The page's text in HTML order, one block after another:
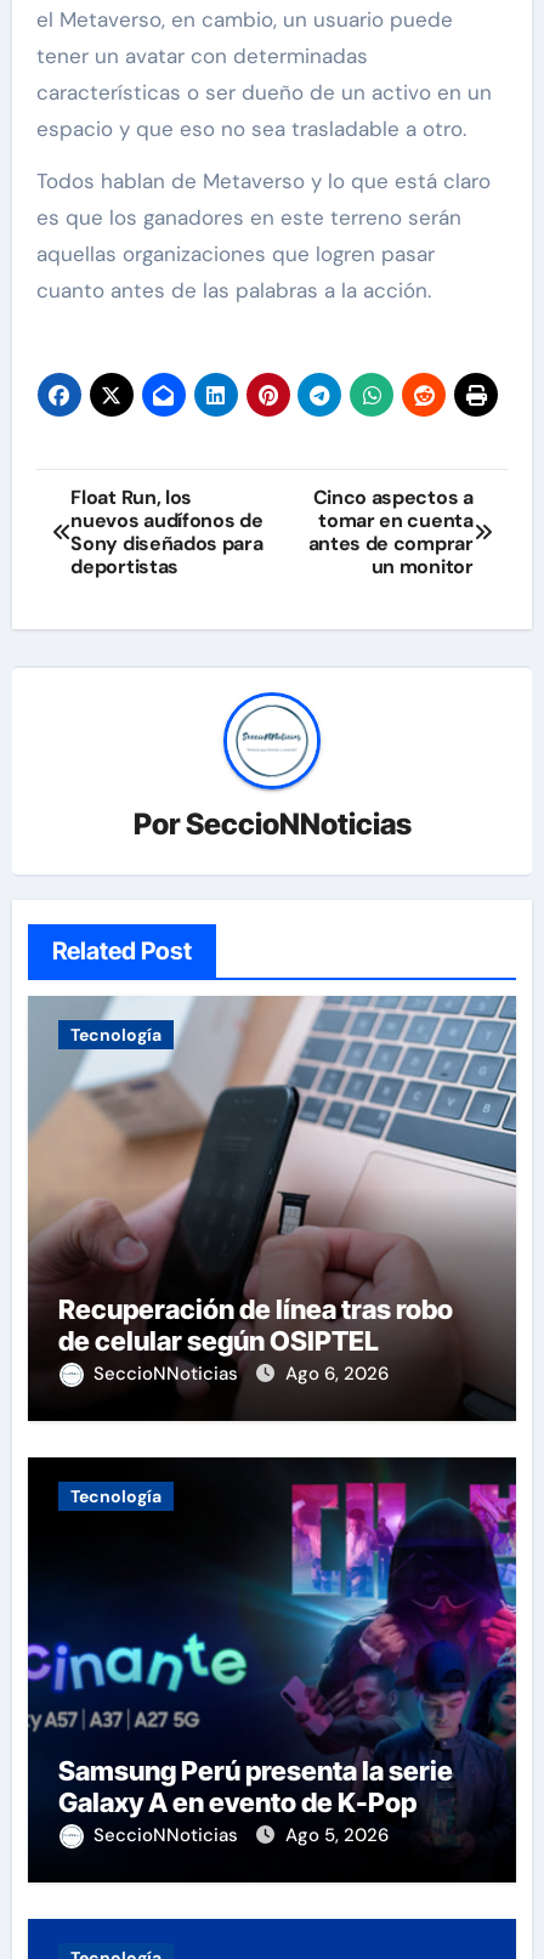
el Metaverso, en cambio, un usuario puede
tener un avatar con determinadas
características o ser dueño de un activo en un
espacio y que eso no sea trasladable a otro.
Todos hablan de Metaverso y lo que está claro
es que los ganadores en este terreno serán
aquellas organizaciones que logren pasar
cuanto antes de las palabras a la acción.
Navegación
de
entradas
Float Run, los
nuevos audífonos de
Sony diseñados para
deportistas
Cinco aspectos a
tomar en cuenta
antes de comprar
un monitor
PorSeccioNNoticias
Related Post
Tecnología
Recuperación de línea tras robo
de celular según OSIPTEL
SeccioNNoticias Ago 6, 2026
Tecnología
Samsung Perú presenta la serie
Galaxy A en evento de K-Pop
SeccioNNoticias Ago 5, 2026